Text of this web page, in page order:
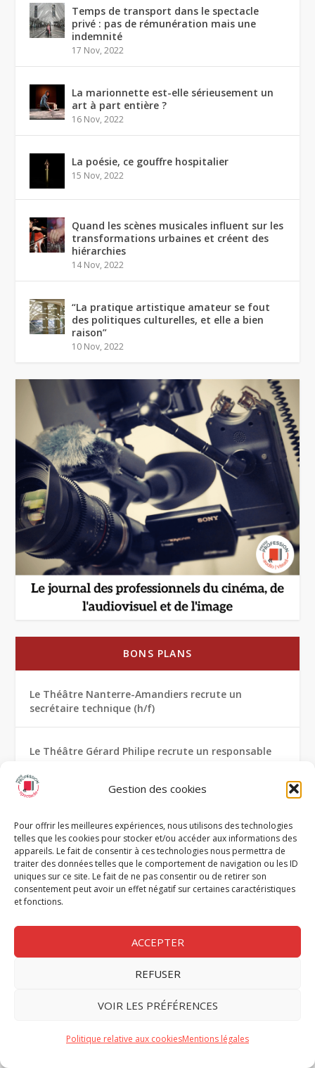
Gestion des cookies
Pour offrir les meilleures expériences, nous utilisons des technologies
telles que les cookies pour stocker et/ou accéder aux informations des
appareils. Le fait de consentir à ces technologies nous permettra de
traiter des données telles que le comportement de navigation ou les ID
uniques sur ce site. Le fait de ne pas consentir ou de retirer son
consentement peut avoir un effet négatif sur certaines caractéristiques
et fonctions.
ACCEPTER
REFUSER
VOIR LES PRÉFÉRENCES
Politique relative aux cookiesMentions légales
Temps de transport dans le spectacle
privé : pas de rémunération mais une
indemnité
17 Nov, 2022
La marionnette est-elle sérieusement un
art à part entière ?
16 Nov, 2022
La poésie, ce gouffre hospitalier
15 Nov, 2022
Quand les scènes musicales influent sur les
transformations urbaines et créent des
hiérarchies
14 Nov, 2022
“La pratique artistique amateur se fout
des politiques culturelles, et elle a bien
raison”
10 Nov, 2022
BONS PLANS
Le Théâtre Nanterre-Amandiers recrute un
secrétaire technique (h/f)
Le Théâtre Gérard Philipe recrute un responsable
principal spécialité plateau et/ou chapiteau (h/f)